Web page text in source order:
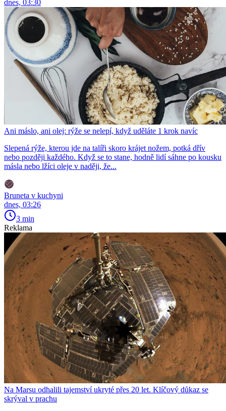
dnes, 03:30
Ani máslo, ani olej: rýže se nelepí, když uděláte 1 krok navíc
Slepená rýže, kterou jde na talíři skoro krájet nožem, potká dřív
nebo později každého. Když se to stane, hodně lidí sáhne po kousku
másla nebo lžíci oleje v naději, že...
Bruneta v kuchyni
dnes, 03:26
3 min
Reklama
Na Marsu odhalili tajemství ukryté přes 20 let. Klíčový důkaz se
skrýval v prachu